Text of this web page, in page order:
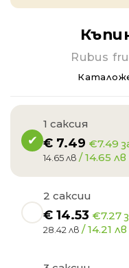
Rubus
1 саксия
€ 7.49 €7.49
14.65 лв / 14.65
2 саксии
€ 14.53 €7.27
28.42 лв / 14.21